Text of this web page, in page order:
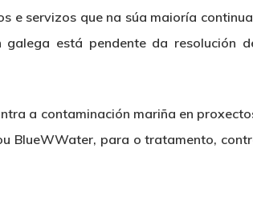
e servizos que na súa maioría
está pendente da resolución
a contaminación mariña en
BlueWWater, para o tratamento,